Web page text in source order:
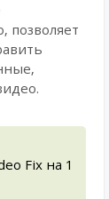
позволяет
Fix на 1